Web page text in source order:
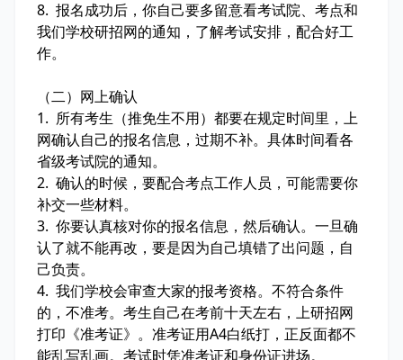
8. 报名成功后，你自己要多留意看考试院、考点和
我们学校研招网的通知，了解考试安排，配合好工
作。
（二）网上确认
1. 所有考生（推免生不用）都要在规定时间里，上
网确认自己的报名信息，过期不补。具体时间看各
省级考试院的通知。
2. 确认的时候，要配合考点工作人员，可能需要你
补交一些材料。
3. 你要认真核对你的报名信息，然后确认。一旦确
认了就不能再改，要是因为自己填错了出问题，自
己负责。
4. 我们学校会审查大家的报考资格。不符合条件
的，不准考。考生自己在考前十天左右，上研招网
打印《准考证》。准考证用A4白纸打，正反面都不
能乱写乱画。考试时凭准考证和身份证进场。